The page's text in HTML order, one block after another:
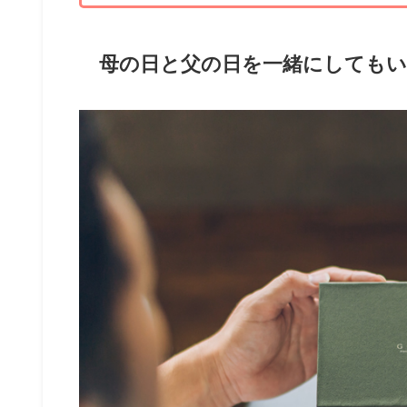
母の日と父の日を一緒にしても